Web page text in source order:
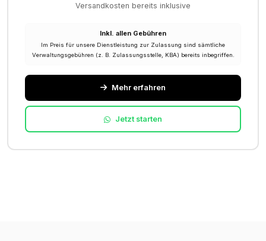
Versandkosten bereits inklusive
Inkl. allen Gebühren
Im Preis für unsere Dienstleistung zur Zulassung sind sämtliche
Verwaltungsgebühren (z. B. Zulassungsstelle, KBA) bereits inbegriffen.
Mehr erfahren
Jetzt starten